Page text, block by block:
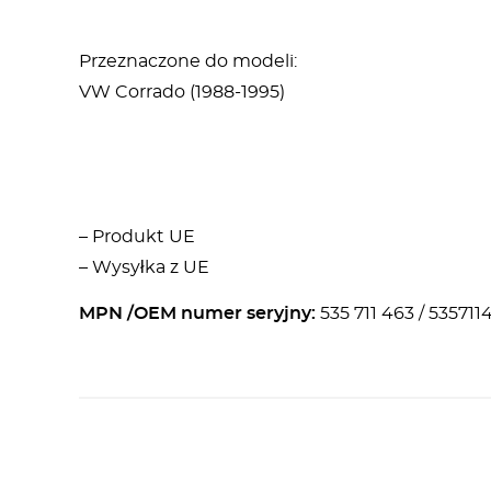
Przeznaczone do modeli:
VW Corrado (1988-1995)
– Produkt UE
– Wysyłka z UE
MPN /OEM numer seryjny: 535 711 463 /